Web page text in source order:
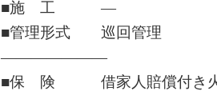
■施 工 ―
■管理形式 巡回管理
―――――――
■保 険 借家人賠償付き火